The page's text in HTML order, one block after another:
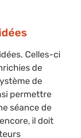
Celles-ci
de
de
permettre
séance de
il doit